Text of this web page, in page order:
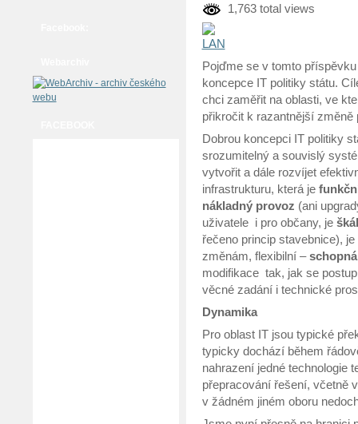
1,763 total views
Pojďme se v tomto
koncepce IT politiky státu.
chci zaměřit na oblasti, ve
přikročit k razantnější
Dobrou koncepci IT politiky
srozumitelný a souvislý
vytvořit a dále rozvíjet
infrastrukturu, která je
nákladný provoz (ani
uživatele i pro občany, je
řečeno princip stavebnice),
změnám, flexibilní –
modifikace tak, jak se
věcné zadání i technické
Dynamika
Pro oblast IT jsou typické
typicky dochází během
nahrazení jedné technologie
přepracování řešení, včetně
v žádném jiném oboru